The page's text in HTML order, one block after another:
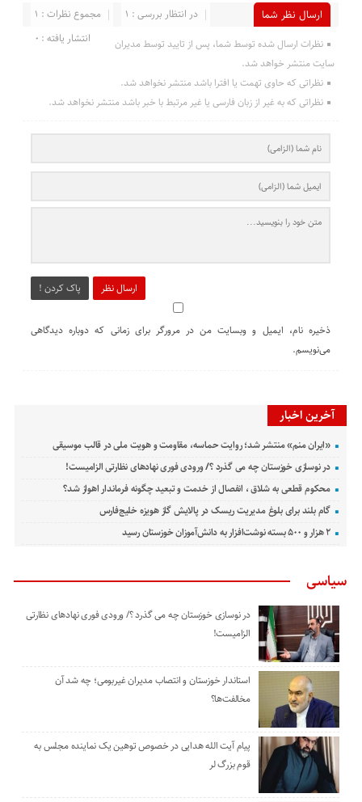
ارسال نظر شما مجموع نظرات : 1
در انتظار بررسی : 1
انتشار یافته : 0
نظرات ارسال شده توسط شما، پس از تایید توسط مدیران
سایت منتشر خواهد شد.
نظراتی که حاوی تهمت یا افترا باشد منتشر نخواهد شد.
نظراتی که به غیر از زبان فارسی یا غیر مرتبط با خبر باشد منتشر نخواهد شد.
ارسال نظر پاک کردن !
ذخیره نام، ایمیل و وبسایت من در مرورگر برای زمانی که دوباره دیدگاهی
می‌نویسم.
آخرین اخبار
«ایران منم» منتشر شد؛ روایت حماسه، مقاومت و هویت ملی در قالب موسیقی
در نوسازی خوزستان چه می گذرد ؟/ ورودی فوری نهادهای نظارتی الزامیست!
محکوم قطعی به شلاق ، انفصال از خدمت و تبعید چگونه فرماندار اهواز شد؟
گام بلند برای بلوغ مدیریت ریسک در پالایش گاز هویزه خلیج‌فارس
۲ هزار و ۵۰۰ بسته نوشت‌افزار به دانش‌آموزان خوزستان رسید
سیاسی
در نوسازی خوزستان چه می گذرد ؟/ ورودی فوری نهادهای نظارتی
الزامیست!
استاندار خوزستان و انتصاب مدیران غیربومی؛ چه شد آن
مخالفت‌ها؟
پیام آیت الله هدایی در خصوص توهین یک نماینده مجلس به
قوم بزرگ لر